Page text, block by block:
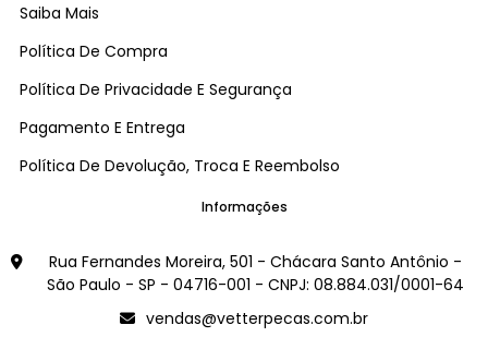
Saiba Mais
Política De Compra
Política De Privacidade E Segurança
Pagamento E Entrega
Política De Devolução, Troca E Reembolso
Informações
Rua Fernandes Moreira, 501 - Chácara Santo Antônio -
São Paulo - SP - 04716-001 - CNPJ: 08.884.031/0001-64
vendas@vetterpecas.com.br